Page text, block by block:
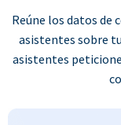
Reúne los datos
asistentes sobre
asistentes